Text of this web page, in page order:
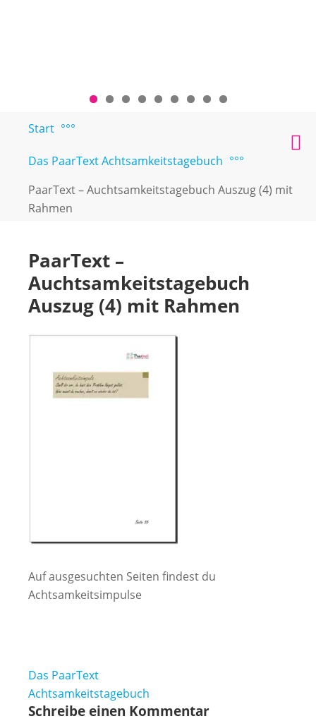
springen
PAARTEXT
Coaching
Singles
Paare
Start °°°
Das PaarText Achtsamkeitstagebuch °°°
PaarText – Auchtsamkeitstagebuch Auszug (4) mit
Rahmen
PaarText –
Auchtsamkeitstagebuch
Auszug (4) mit Rahmen
Auf ausgesuchten Seiten findest du
Achtsamkeitsimpulse
Beitragsnavigation
Das PaarText
Achtsamkeitstagebuch
Schreibe einen Kommentar